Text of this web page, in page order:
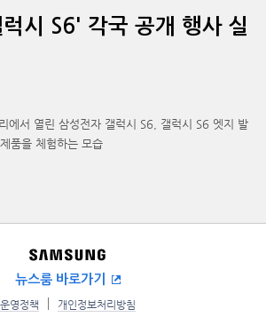
시 S6' 각국 공개 행사 실
에서 열린 삼성전자 갤럭시 S6, 갤럭시 S6 엣지 발
품을 체험하는 모습
뉴스룸 바로가기
운영정책 개인정보처리방침